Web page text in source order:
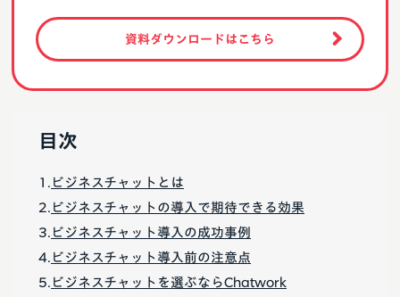
資料ダウンロードはこちら
目次
ビジネスチャットとは
ビジネスチャットの導入で期待できる効果
ビジネスチャット導入の成功事例
ビジネスチャット導入前の注意点
ビジネスチャットを選ぶならChatwork